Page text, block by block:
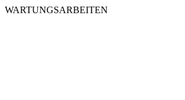
WARTUNGSARBEITEN